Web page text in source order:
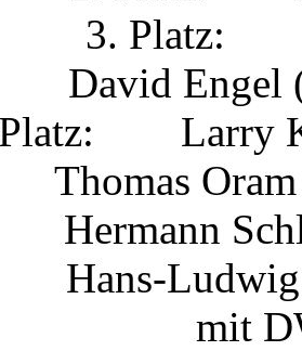
3. Platz:
Engel
Larry
Oram
Ludwig
mit